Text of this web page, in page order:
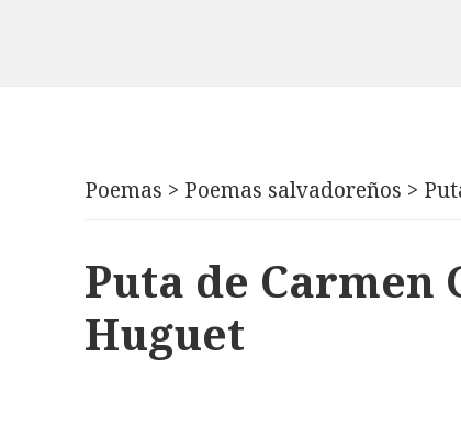
Poemas > Poemas salvadoreños >
Puta de Carmen
Huguet